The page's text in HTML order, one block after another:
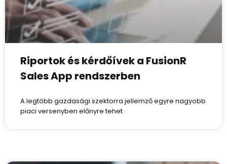
Riportok és kérdőívek a FusionR
Sales App rendszerben
A legtöbb gazdasági szektorra jellemző egyre nagyobb
piaci versenyben előnyre tehet